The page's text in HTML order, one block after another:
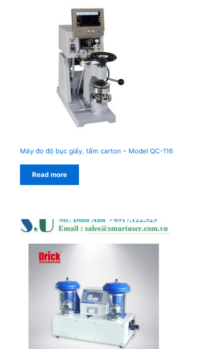
Máy đo độ bục giấy, tấm carton – Model QC-116
Read more